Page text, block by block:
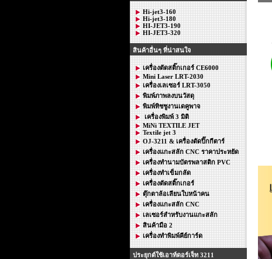
Hi-jet3-160
Hi-jet3-180
HI-JET3-190
HI-JET3-320
สินค้าอื่นๆ ที่น่าสนใจ
เครื่องตัดสติ๊กเกอร์ CE6000
Mini Laser LRT-2030
เครื่องเลเซอร์ LRT-3050
พิมพ์ภาพลงบนวัสดุ
พิมพ์ทิชชูงานเดคูพาจ
เครื่องพิมพ์ 3 มิติ
MiNi TEXTILE JET
Textile jet 3
OJ-3211 & เครื่องตัดปิ๊กกีตาร์
เครื่องแกะสลัก CNC ราคาประหยัด
เครื่องทำนามบัตรพลาสติก PVC
เครื่องทำเข็มกลัด
เครื่องตัดสติ๊กเกอร์
ตุ๊กตาล้อเลียนใบหน้าคน
เครื่องแกะสลัก CNC
เลเซอร์สำหรับงานแกะสลัก
สินค้ามือ 2
เครื่องทำพิมพ์คีย์การ์ด
ประยุกต์ใช้เอาท์ดอร์เจ็ท 3211